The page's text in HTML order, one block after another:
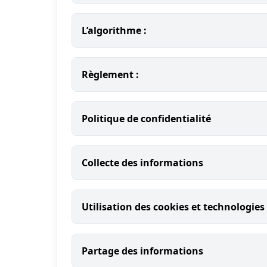
L’algorithme :
Règlement :
Politique de confidentialité
Collecte des informations
Utilisation des cookies et technologies
Partage des informations